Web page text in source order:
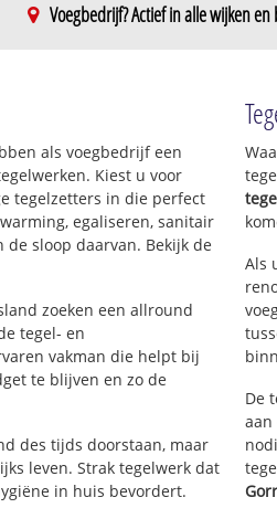
Voegbedrijf? Actief in alle wijken
als voegbedrijf een
Kiest u voor
tegelzetters in die perfect
egaliseren, sanitair
sloop daarvan. Bekijk de
zoeken een allround
tegel- en
vakman die helpt bij
te blijven en zo de
des tijds doorstaan, maar
leven. Strak tegelwerk dat
in huis bevordert.
Als
De
aan